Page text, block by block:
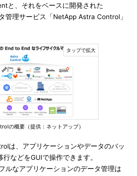
と、それをベースに開発された
管理サービス「NetApp Astra Control」
の概要（提供：ネットアップ）
は、アプリケーションやデータのバッ
などをGUIで操作できます。
ルなアプリケーションのデータ管理は